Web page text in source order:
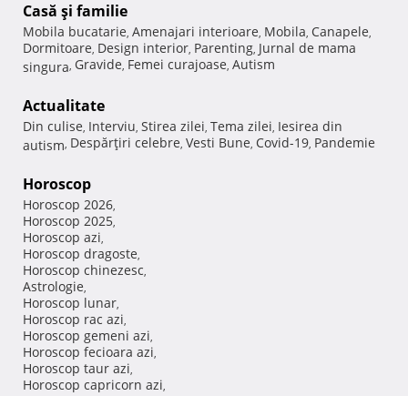
Casă şi familie
Mobila bucatarie, Amenajari interioare, Mobila, Canapele,
Dormitoare, Design interior, Parenting, Jurnal de mama
singura, Gravide, Femei curajoase, Autism
Actualitate
Din culise, Interviu, Stirea zilei, Tema zilei, Iesirea din
autism, Despărţiri celebre, Vesti Bune, Covid-19, Pandemie
Horoscop
Horoscop 2026,
Horoscop 2025,
Horoscop azi,
Horoscop dragoste,
Horoscop chinezesc,
Astrologie,
Horoscop lunar,
Horoscop rac azi,
Horoscop gemeni azi,
Horoscop fecioara azi,
Horoscop taur azi,
Horoscop capricorn azi,